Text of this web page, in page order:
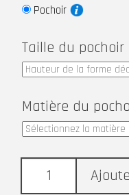
Pochoir
Taille du
Matière du